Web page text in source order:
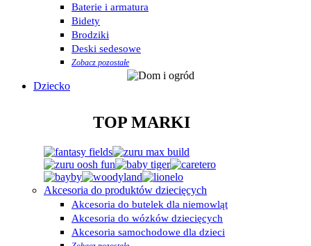
Baterie i armatura
Bidety
Brodziki
Deski sedesowe
Zobacz pozostałe
Dziecko
TOP MARKI
Akcesoria do produktów dziecięcych
Akcesoria do butelek dla niemowląt
Akcesoria do wózków dziecięcych
Akcesoria samochodowe dla dzieci